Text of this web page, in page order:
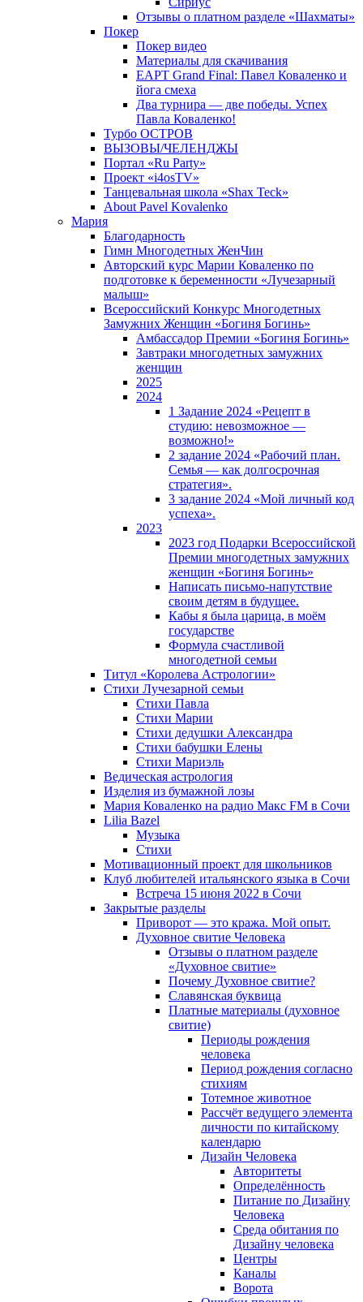
Отзывы о платном разделе «Шахматы»
Покер
Покер видео
Материалы для скачивания
EAPT Grand Final: Павел Коваленко и
йога смеха
Два турнира — две победы. Успех
Павла Коваленко!
Турбо ОСТРОВ
ВЫЗОВЫ/ЧЕЛЕНДЖЫ
Портал «Ru Party»
Проект «i4osTV»
Танцевальная школа «Shax Teck»
About Pavel Kovalenko
Мария
Благодарность
Гимн Многодетных ЖенЧин
Авторский курс Марии Коваленко по
подготовке к беременности «Лучезарный
малыш»
Всероссийский Конкурс Многодетных
Замужних Женщин «Богиня Богинь»
Амбассадор Премии «Богиня Богинь»
Завтраки многодетных замужних
женщин
2025
2024
1 Задание 2024 «Рецепт в
студию: невозможное —
возможно!»
2 задание 2024 «Рабочий план.
Семья — как долгосрочная
стратегия».
3 задание 2024 «Мой личный код
успеха».
2023
2023 год Подарки Всероссийской
Премии многодетных замужних
женщин «Богиня Богинь»
Написать письмо-напутствие
своим детям в будущее.
Кабы я была царица, в моëм
государстве
Формула счастливой
многодетной семьи
Титул «Королева Астрологии»
Стихи Лучезарной семьи
Стихи Павла
Стихи Марии
Стихи дедушки Александра
Стихи бабушки Елены
Стихи Мариэль
Ведическая астрология
Изделия из бумажной лозы
Мария Коваленко на радио Maкс FM в Сочи
Lilia Bazel
Музыка
Cтихи
Мотивационный проект для школьников
Клуб любителей итальянского языка в Сочи
Встреча 15 июня 2022 в Сочи
Закрытые разделы
Приворот — это кража. Мой опыт.
Духовное свитие Человека
Отзывы о платном разделе
«Духовное свитие»
Почему Духовное свитие?
Славянская буквица
Платные материалы (духовное
свитие)
Периоды рождения
человека
Период рождения согласно
стихиям
Тотемное животное
Рассчёт ведущего элемента
личности по китайскому
календарю
Дизайн Человека
Авторитеты
Определённость
Питание по Дизайну
Человека
Среда обитания по
Дизайну человека
Центры
Каналы
Ворота